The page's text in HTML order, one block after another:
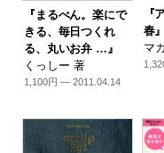
『まるべん。楽にで
きる、毎日つくれ
る、丸いお弁 …』
くっしー 著
1,100円 — 2011.04.14
『
春』
マ